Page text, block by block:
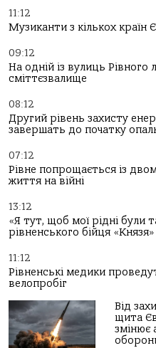
11:12
Музиканти з кількох країн
09:12
На одній із вулиць Рівного
сміттєзвалище
08:12
Другий рівень захисту
завершать до початку
07:12
Рівне попрощається із
життя на війні
13:12
«Я тут, щоб мої рідні були
рівненського бійця «Князя»
11:12
Рівненські медики
велопробіг
Від
щита
змінює